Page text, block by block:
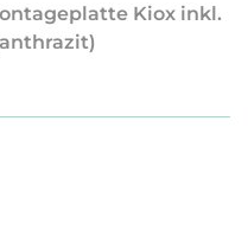
Kiox inkl.